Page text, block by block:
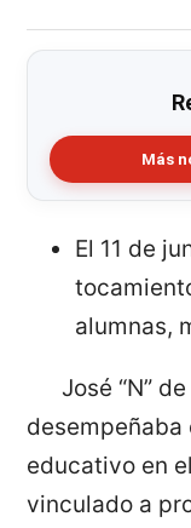
Más
El 11 de
alumnas,
José “N”
desempeñaba
educativo en
vinculado a